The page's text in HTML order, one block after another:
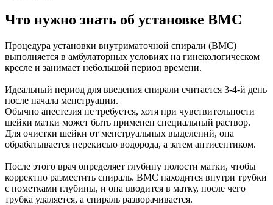
Что нужно знать об установке ВМС
Процедура установки внутриматочной спирали (ВМС)
выполняется в амбулаторных условиях на гинекологическом
кресле и занимает небольшой период времени.
Идеальный период для введения спирали считается 3-4-й день
после начала менструации.
Обычно анестезия не требуется, хотя при чувствительности
шейки матки может быть применен специальный раствор.
Для очистки шейки от менструальных выделений, она
обрабатывается перекисью водорода, а затем антисептиком.
После этого врач определяет глубину полости матки, чтобы
корректно разместить спираль. ВМС находится внутри трубки
с пометками глубины, и она вводится в матку, после чего
трубка удаляется, а спираль разворачивается.